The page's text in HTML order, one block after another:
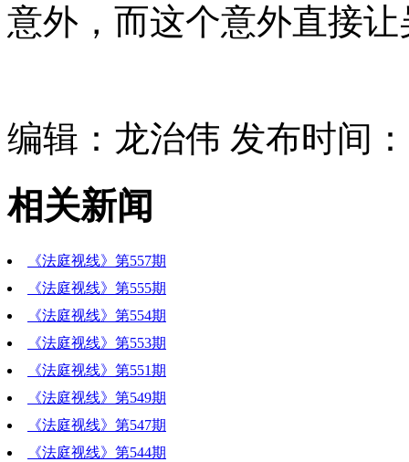
意外，而这个意外直接
编辑：龙治伟 发布时间
相关新闻
《法庭视线》第557期
《法庭视线》第555期
《法庭视线》第554期
《法庭视线》第553期
《法庭视线》第551期
《法庭视线》第549期
《法庭视线》第547期
《法庭视线》第544期